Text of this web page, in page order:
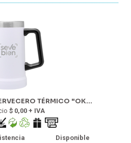
TÉRMICO "OK...
$ 0,00 + IVA
Disponible